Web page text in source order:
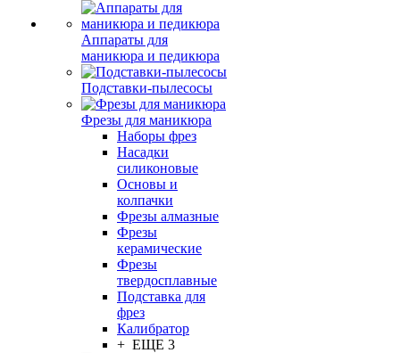
Аппараты для
маникюра и педикюра
Подставки-пылесосы
Фрезы для маникюра
Наборы фрез
Насадки
силиконовые
Основы и
колпачки
Фрезы алмазные
Фрезы
керамические
Фрезы
твердосплавные
Подставка для
фрез
Калибратор
+ ЕЩЕ 3